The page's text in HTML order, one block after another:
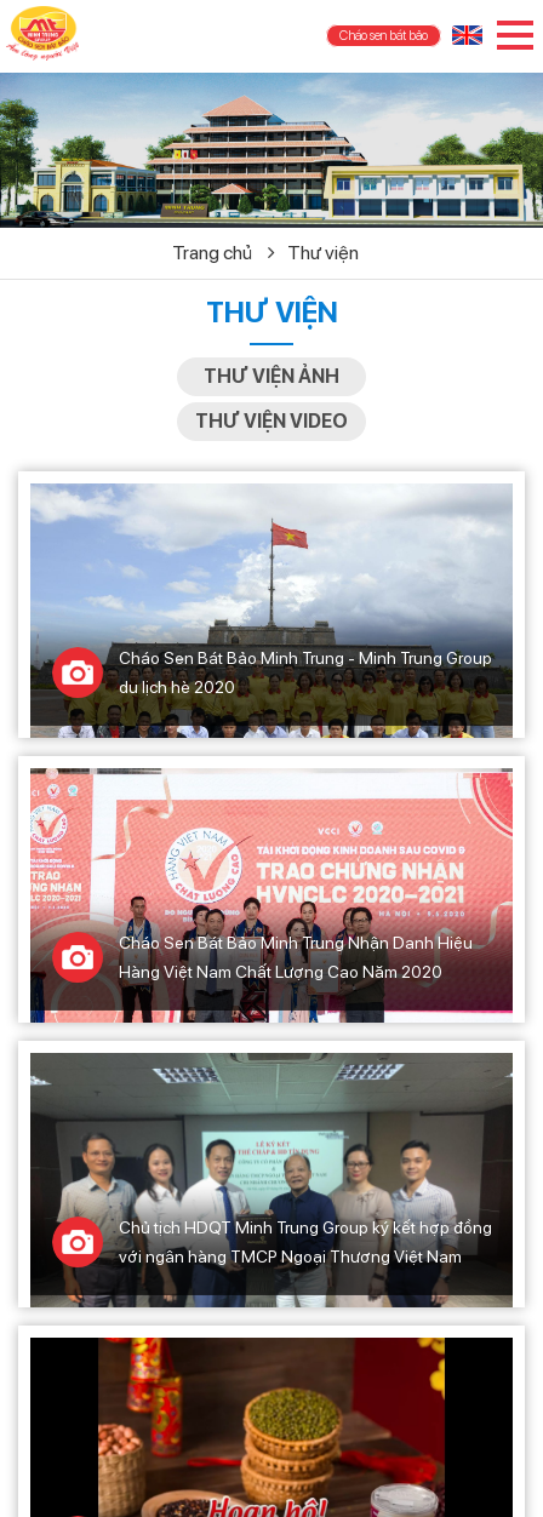
Cháo sen bát bảo
Trang chủ Thư viện
THƯ VIỆN
THƯ VIỆN ẢNH
THƯ VIỆN VIDEO
Cháo Sen Bát Bảo Minh Trung - Minh Trung Group
du lịch hè 2020
Cháo Sen Bát Bảo Minh Trung Nhận Danh Hiệu
Hàng Việt Nam Chất Lượng Cao Năm 2020
Chủ tịch HDQT Minh Trung Group ký kết hợp đồng
với ngân hàng TMCP Ngoại Thương Việt Nam